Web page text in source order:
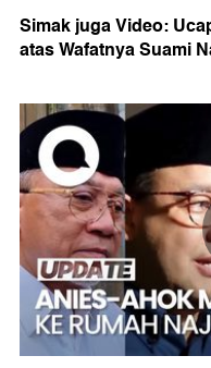
Simak juga Video:
atas Wafatnya Suami